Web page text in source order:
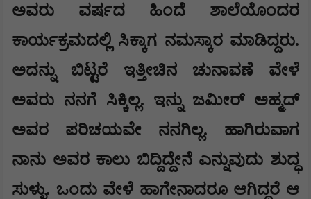
ಅವರು ವರ್ಷದ ಹಿಂದೆ ಶಾಲೆಯೊಂದರ
ಕಾರ್ಯಕ್ರಮದಲ್ಲಿ ಸಿಕ್ಕಾಗ ನಮಸ್ಕಾರ ಮಾಡಿದ್ದರು.
ಅದನ್ನು ಬಿಟ್ಟರೆ ಇತ್ತೀಚಿನ ಚುನಾವಣೆ ವೇಳೆ
ಅವರು ನನಗೆ ಸಿಕ್ಕಿಲ್ಲ. ಇನ್ನು ಜಮೀರ್ ಅಹ್ಮದ್
ಅವರ ಪರಿಚಯವೇ ನನಗಿಲ್ಲ. ಹಾಗಿರುವಾಗ
ನಾನು ಅವರ ಕಾಲು ಬಿದ್ದಿದ್ದೇನೆ ಎನ್ನುವುದು ಶುದ್ಧ
ಸುಳ್ಳು. ಒಂದು ವೇಳೆ ಹಾಗೇನಾದರೂ ಆಗಿದ್ದರೆ ಆ